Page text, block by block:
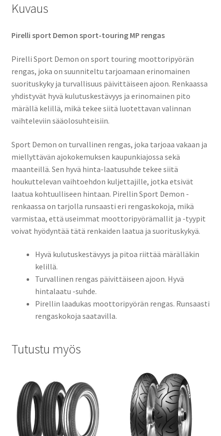
Kuvaus
Pirelli sport Demon sport-touring MP rengas
Pirelli Sport Demon on sport touring moottoripyörän
rengas, joka on suunniteltu tarjoamaan erinomainen
suorituskyky ja turvallisuus päivittäiseen ajoon. Renkaassa
yhdistyvät hyvä kulutuskestävyys ja erinomainen pito
märällä kelillä, mikä tekee siitä luotettavan valinnan
vaihteleviin sääolosuhteisiin.
Sport Demon on turvallinen rengas, joka tarjoaa vakaan ja
miellyttävän ajokokemuksen kaupunkiajossa sekä
maanteillä. Sen hyvä hinta-laatusuhde tekee siitä
houkuttelevan vaihtoehdon kuljettajille, jotka etsivät
laatua kohtuulliseen hintaan. Pirellin Sport Demon -
renkaassa on tarjolla runsaasti eri rengaskokoja, mikä
varmistaa, että useimmat moottoripyörämallit ja -tyypit
voivat hyödyntää tätä renkaiden laatua ja suorituskykyä.
Hyvä kulutuskestävyys ja pitoa riittää märälläkin
kelillä.
Turvallinen rengas päivittäiseen ajoon. Hyvä
hintalaatu -suhde.
Pirellin laadukas moottoripyörän rengas. Runsaasti
rengaskokoja saatavilla.
Tutustu myös